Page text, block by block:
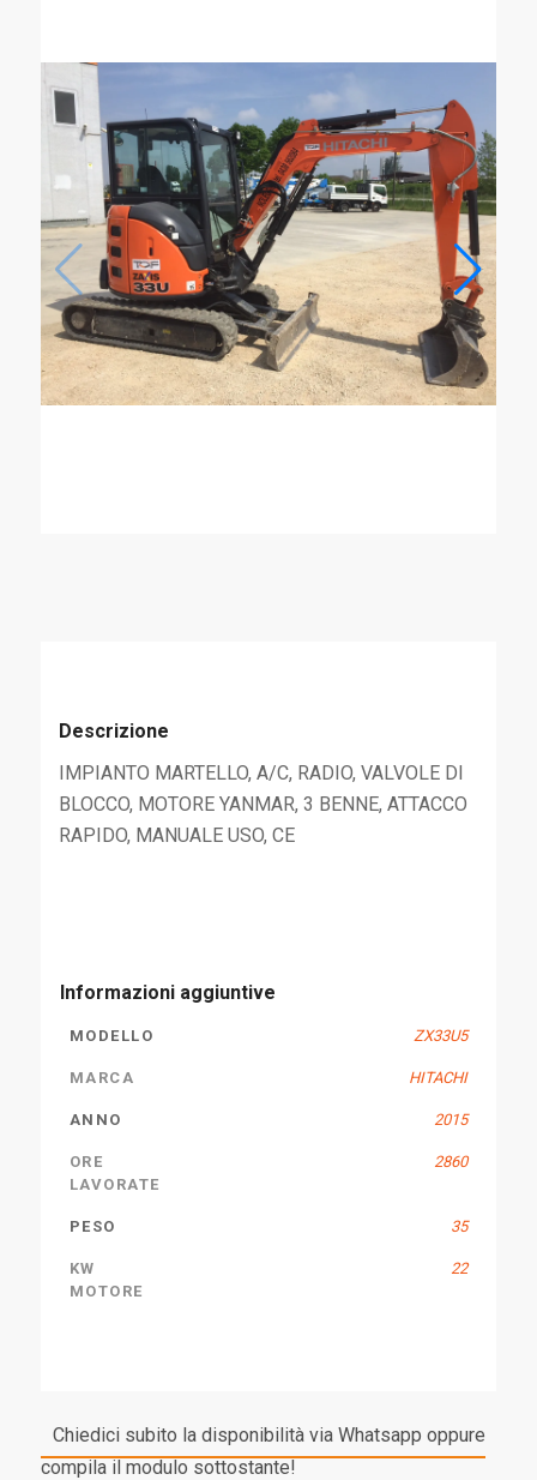
Descrizione
IMPIANTO MARTELLO, A/C, RADIO, VALVOLE DI
BLOCCO, MOTORE YANMAR, 3 BENNE, ATTACCO
RAPIDO, MANUALE USO, CE
Informazioni aggiuntive
MODELLO ZX33U5
MARCA HITACHI
ANNO 2015
ORE
LAVORATE
2860
PESO 35
KW
MOTORE
22
Chiedici subito la disponibilità via Whatsapp oppure
compila il modulo sottostante!